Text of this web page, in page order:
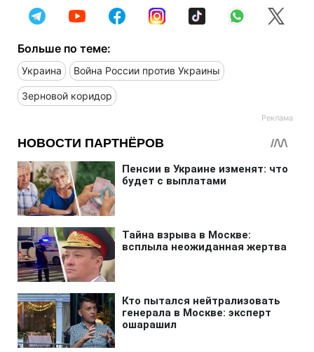
Больше по теме:
Украина Война России против Украины
Зерновой коридор